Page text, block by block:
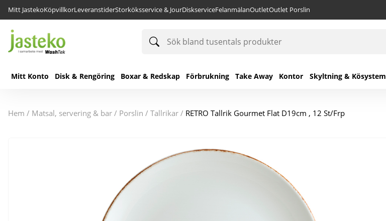
Mitt JastekoKöpvillkorLeveranstiderStorköksservice & JourDiskserviceFelanmälanOutletOutlet Porslin
Sök
bland
produkter
Mitt Konto Disk & Rengöring Boxar & Redskap Förbrukning Take Away Kontor Skyltning & Kösystem
hem / matsal, servering & bar / porslin / tallrikar / RETRO Tallrik Gourmet Flat D19cm , 12 St/Frp